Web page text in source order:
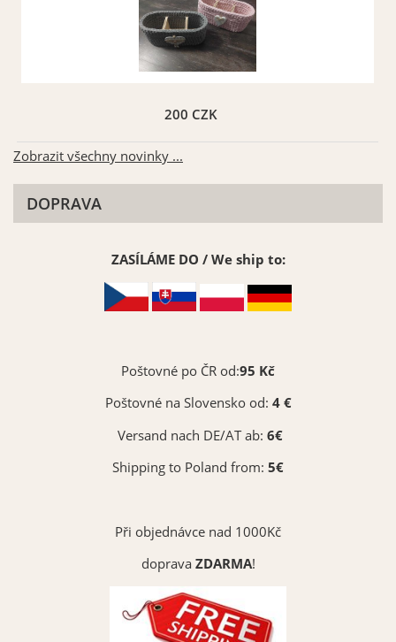
200 CZK
Zobrazit všechny novinky ...
DOPRAVA
ZASÍLÁME DO / We ship to:
Poštovné po ČR od:95 Kč
Poštovné na Slovensko od: 4 €
Versand nach DE/AT ab: 6€
Shipping to Poland from: 5€
Při objednávce nad 1000Kč
dopravaZDARMA!